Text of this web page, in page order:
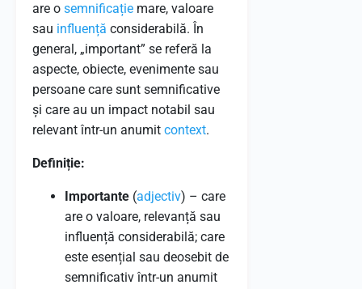
are o semnificație mare, valoare
sau influență considerabilă. În
general, „important” se referă la
aspecte, obiecte, evenimente sau
persoane care sunt semnificative
și care au un impact notabil sau
relevant într-un anumit context.
Definiție:
Importante (adjectiv) – care
are o valoare, relevanță sau
influență considerabilă; care
este esențial sau deosebit de
semnificativ într-un anumit